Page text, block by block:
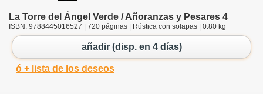
La Torre del Ángel Verde / Añoranzas y Pesares 4
ISBN: 9788445016527 | 720 páginas | Rústica con solapas | 0.80 kg
añadir (disp. en 4 días)
ó + lista de los deseos